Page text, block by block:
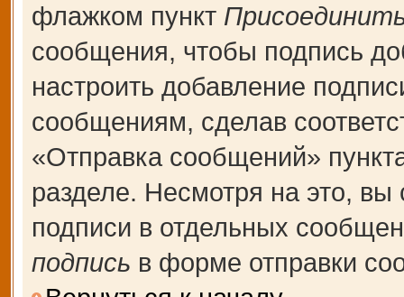
флажком пункт
сообщения, чтобы подпись
настроить добавление
сообщениям, сделав
«Отправка сообщений»
разделе. Несмотря на это,
подписи в отдельных
подпись в форме отправки